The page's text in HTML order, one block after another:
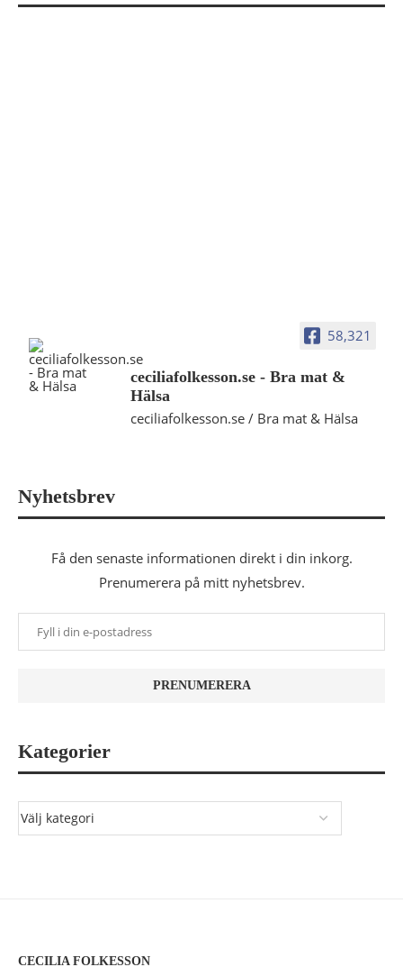
58,321
ceciliafolkesson.se - Bra mat &
Hälsa
ceciliafolkesson.se / Bra mat & Hälsa
Nyhetsbrev
Få den senaste informationen direkt i din inkorg.
Prenumerera på mitt nyhetsbrev.
Kategorier
CECILIA FOLKESSON